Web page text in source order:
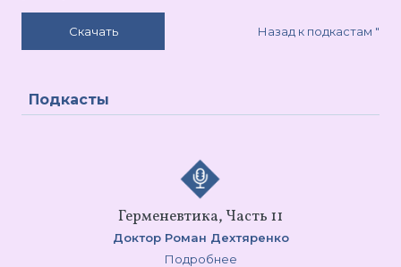
Скачать Назад к подкастам "
Подкасты
Герменевтика, Часть 11
Доктор Роман Дехтяренко
Подробнее